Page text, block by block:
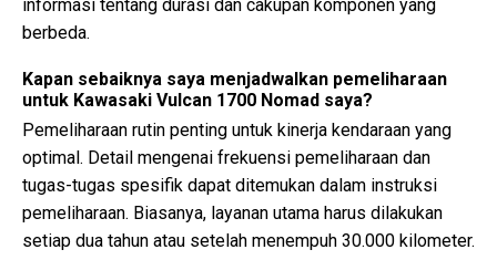
informasi tentang durasi dan cakupan komponen yang
berbeda.
Kapan sebaiknya saya menjadwalkan pemeliharaan
untuk Kawasaki Vulcan 1700 Nomad saya?
Pemeliharaan rutin penting untuk kinerja kendaraan yang
optimal. Detail mengenai frekuensi pemeliharaan dan
tugas-tugas spesifik dapat ditemukan dalam instruksi
pemeliharaan. Biasanya, layanan utama harus dilakukan
setiap dua tahun atau setelah menempuh 30.000 kilometer.